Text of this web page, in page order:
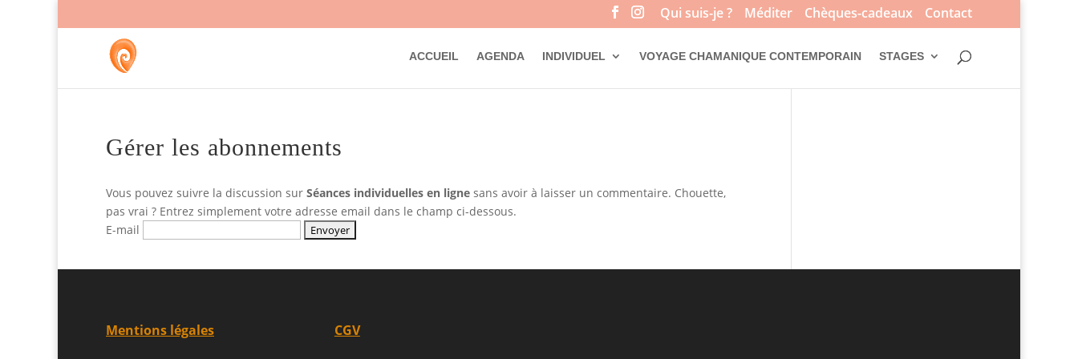
Qui suis-je ? Méditer Chèques-cadeaux Contact
ACCUEIL AGENDA INDIVIDUEL VOYAGE CHAMANIQUE CONTEMPORAIN STAGES
Gérer les abonnements
Vous pouvez suivre la discussion sur Séances individuelles en ligne sans avoir à laisser un commentaire. Chouette,
pas vrai ? Entrez simplement votre adresse email dans le champ ci-dessous.
E-mail
Mentions légales CGV